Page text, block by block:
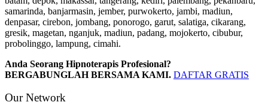
samarinda, banjarmasin, jember, purwokerto, jambi, madiun,
denpasar, cirebon, jombang, ponorogo, garut, salatiga, cikarang,
gresik, magetan, nganjuk, madiun, padang, mojokerto, cibubur,
probolinggo, lampung, cimahi.
Anda Seorang Hipnoterapis Profesional?
BERGABUNGLAH BERSAMA KAMI. DAFTAR GRATIS
Our Network